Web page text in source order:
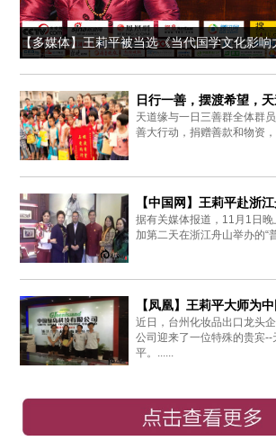
【多媒体】王莉平被当选《当代国学文化影响
日行一善，摆渡希望，
度爱心同行
天道缘与一日三善群全体群
善大行动，捐赠善款和物资，
【中国网】王莉平赴浙
周易思想
据有关媒体报道，11月1日
加第二天在浙江舟山举办的“
【凤凰】王莉平大师为
划布局
近日，台州化妆品出口龙头
公司迎来了一位特殊的贵宾
平。......